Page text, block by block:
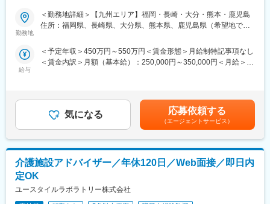
変更の範囲：本文参照
■魅力情報：
この業務は医療機関への渉外・折衝が主な目的なので、法人営業
一般的な事業会社の営業と遜色ありません。むしろ個人ノルマが
ない分、風通しがとても良いです。
ら7割となります。※外勤：医療機関訪問、内勤：オフィス勤務
【教育体制】
未経験で転職してくる方も多い為教育体制が充実しており、業界
内でも随一との呼び声が高いです。同期入社者とともに2週間弱本
社にて集合研修 を行います。会社の事や業務を遂行する上で必要
な法令から実務まで座学中心でロープレを交えながら学びます。
に医療機関へ同行するなど、徐々に業務を習得します。確認テス
ン・Iターンの方も大歓迎です◇◆◇
ぐ、架け橋のようなお仕事です。正式名称をSMA（治験事務局担
当）といい、医療業界の専門職種となります。
運営の基盤づくりを担う専門職です。多種多様な新薬開発を支援
する事で、日本の医療に貢献できるお仕事です。
【業務詳細】
■業務内容：
製薬企業や治験実施施設(病院)に対し、治験実施のための各種折衝
始の準備・開始・終了までのプロセスを推進頂きます。
■具体的には…：
勤務地
＜勤務地詳細＞【九州エリア】福岡・長崎・大分・熊本・鹿児島
住所：福岡県、長崎県、大分県、熊本県、鹿児島県（希望地での
更の範囲：会社の定める事業所
給与
＜予定年収＞450万円～550万円＜賃金形態＞月給制特記事項なし
＜賃金内訳＞月額（基本給）：250,000円～350,000円＜月給＞
(月額)は固定手当を含めた表記です。
気になる 応募依頼する
（エージェントサービス）
介護施設アドバイザー／年休120日／Web面接／即日内
定OK
ユースタイルラボラトリー株式会社